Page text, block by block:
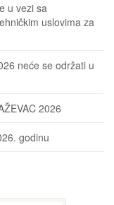
u vezi sa
uslovima za
neće se održati u
2026
godinu